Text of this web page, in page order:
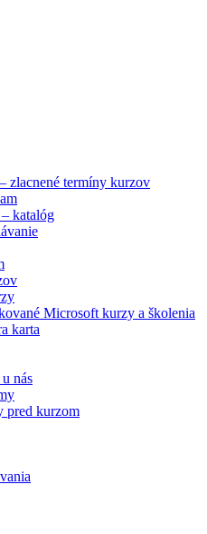
zlacnené termíny kurzov
katalóg
Microsoft kurzy a školenia
karta
nás
pred kurzom